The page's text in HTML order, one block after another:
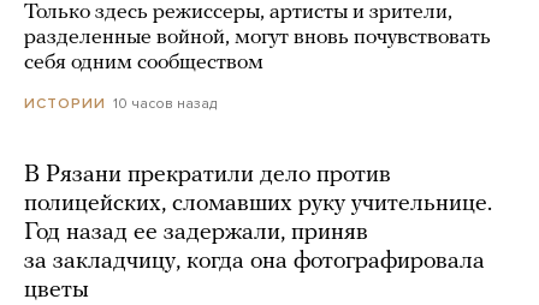
Только здесь режиссеры, артисты и зрители,
разделенные войной, могут вновь почувствовать
себя одним сообществом
ИСТОРИИ 10 часов назад
В Рязани прекратили дело против
полицейских, сломавших руку учительнице.
Год назад ее задержали, приняв
за закладчицу, когда она фотографировала
цветы